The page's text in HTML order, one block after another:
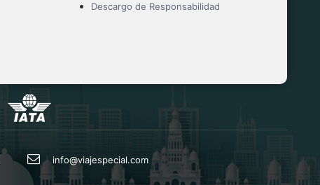
Descargo de Responsabilidad
info@viajespecial.com